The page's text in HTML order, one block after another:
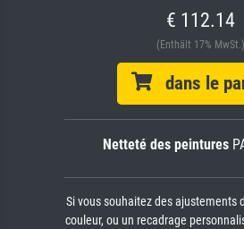
€ 112.14
(Enthält 17% MwSt.)
dans le
Netteté des peintures
Si vous souhaitez des ajustements
couleur, ou un recadrage